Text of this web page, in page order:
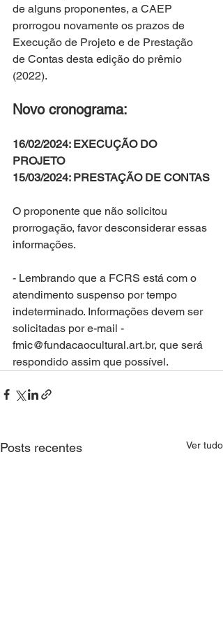
de alguns proponentes, a CAEP
prorrogou novamente os prazos de
Execução de Projeto e de Prestação
de Contas desta edição do prêmio
(2022).
Novo cronograma:
16/02/2024: EXECUÇÃO DO
PROJETO
15/03/2024: PRESTAÇÃO DE CONTAS
O proponente que não solicitou
prorrogação, favor desconsiderar essas
informações.
- Lembrando que a FCRS está com o
atendimento suspenso por tempo
indeterminado. Informações devem ser
solicitadas por e-mail -
fmic@fundacaocultural.art.br, que será
respondido assim que possível.
Posts recentes Ver tudo